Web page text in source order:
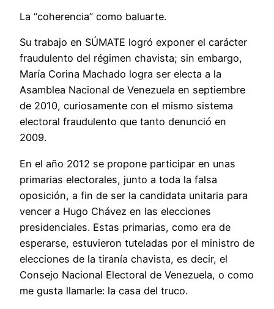
La “coherencia” como baluarte.
Su trabajo en SÚMATE logró exponer el carácter
fraudulento del régimen chavista; sin embargo,
María Corina Machado logra ser electa a la
Asamblea Nacional de Venezuela en septiembre
de 2010, curiosamente con el mismo sistema
electoral fraudulento que tanto denunció en
2009.
En el año 2012 se propone participar en unas
primarias electorales, junto a toda la falsa
oposición, a fin de ser la candidata unitaria para
vencer a Hugo Chávez en las elecciones
presidenciales. Estas primarias, como era de
esperarse, estuvieron tuteladas por el ministro de
elecciones de la tiranía chavista, es decir, el
Consejo Nacional Electoral de Venezuela, o como
me gusta llamarle: la casa del truco.